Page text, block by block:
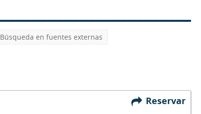
Búsqueda en fuentes externas
Reservar